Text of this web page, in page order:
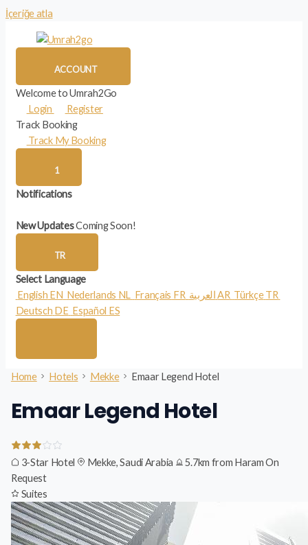
İçeriğe atla
ACCOUNT
Welcome to Umrah2Go
Login
Register
Track Booking
Track My Booking
1
Notifications
New UpdatesComing Soon!
TR
Select Language
English EN Nederlands NL Français FR العربية AR Türkçe TR
Deutsch DE Español ES
Home Hotels Mekke Emaar Legend Hotel
Emaar Legend Hotel
3-Star Hotel Mekke, Saudi Arabia 5.7km from HaramOn
Request
Suites